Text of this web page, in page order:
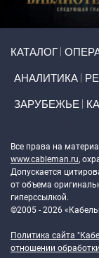
КАТАЛОГ
АНАЛИТИКА
ЗАРУБЕЖЬЕ
Все права на
www.cableman.ru,
Допускается
от объема
гиперссылкой.
©2005 - 2026
Политика сайта
отношении